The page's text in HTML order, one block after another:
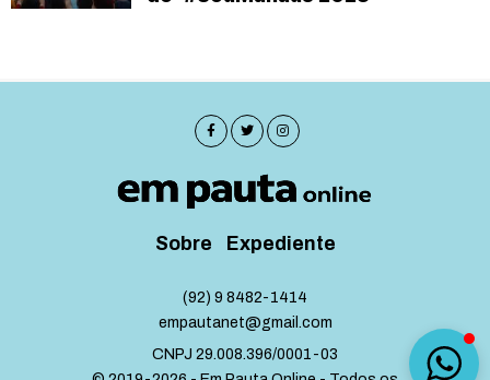
Sobre Expediente
(92) 9 8482-1414
empautanet@gmail.com
CNPJ 29.008.396/0001-03